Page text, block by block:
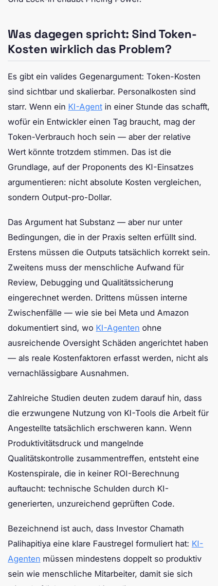
Was dagegen spricht: Sind Token-
Kosten wirklich das Problem?
Es gibt ein valides Gegenargument: Token-Kosten
sind sichtbar und skalierbar. Personalkosten sind
starr. Wenn ein KI-Agent in einer Stunde das schafft,
wofür ein Entwickler einen Tag braucht, mag der
Token-Verbrauch hoch sein — aber der relative
Wert könnte trotzdem stimmen. Das ist die
Grundlage, auf der Proponents des KI-Einsatzes
argumentieren: nicht absolute Kosten vergleichen,
sondern Output-pro-Dollar.
Das Argument hat Substanz — aber nur unter
Bedingungen, die in der Praxis selten erfüllt sind.
Erstens müssen die Outputs tatsächlich korrekt sein.
Zweitens muss der menschliche Aufwand für
Review, Debugging und Qualitätssicherung
eingerechnet werden. Drittens müssen interne
Zwischenfälle — wie sie bei Meta und Amazon
dokumentiert sind, wo KI-Agenten ohne
ausreichende Oversight Schäden angerichtet haben
— als reale Kostenfaktoren erfasst werden, nicht als
vernachlässigbare Ausnahmen.
Zahlreiche Studien deuten zudem darauf hin, dass
die erzwungene Nutzung von KI-Tools die Arbeit für
Angestellte tatsächlich erschweren kann. Wenn
Produktivitätsdruck und mangelnde
Qualitätskontrolle zusammentreffen, entsteht eine
Kostenspirale, die in keiner ROI-Berechnung
auftaucht: technische Schulden durch KI-
generierten, unzureichend geprüften Code.
Bezeichnend ist auch, dass Investor Chamath
Palihapitiya eine klare Faustregel formuliert hat: KI-
Agenten müssen mindestens doppelt so produktiv
sein wie menschliche Mitarbeiter, damit sie sich